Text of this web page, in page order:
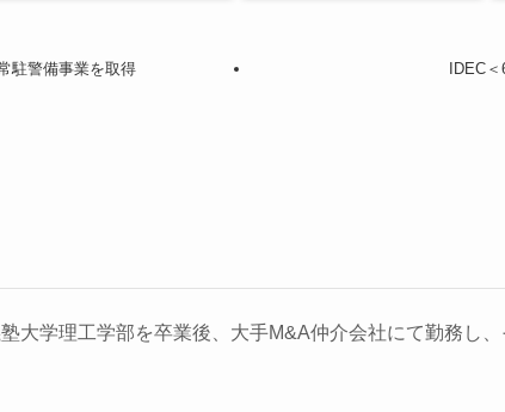
駐警備事業を取得 IDEC
大学理工学部を卒業後、大手M&A仲介会社にて勤務し